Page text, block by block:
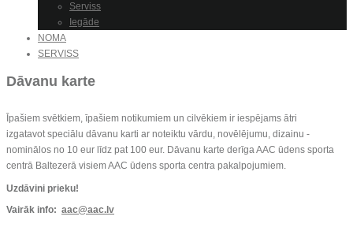
Serviss
Iegāde
NOMA
SERVISS
Dāvanu karte
Īpašiem svētkiem, īpašiem notikumiem un cilvēkiem ir iespējams ātri
izgatavot speciālu dāvanu karti ar noteiktu vārdu, novēlējumu, dizainu -
nominālos no 10 eur līdz pat 100 eur. Dāvanu karte derīga AAC ūdens sporta
centrā Baltezerā visiem AAC ūdens sporta centra pakalpojumiem.
Uzdāvini prieku!
Vairāk info: aac@aac.lv